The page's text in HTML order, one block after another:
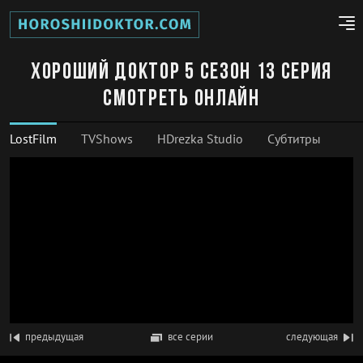
Хороший доктор 5 сезон 13 серия
смотреть онлайн
LostFilm TVShows HDrezka Studio Субтитры
предыдущая все серии следующая